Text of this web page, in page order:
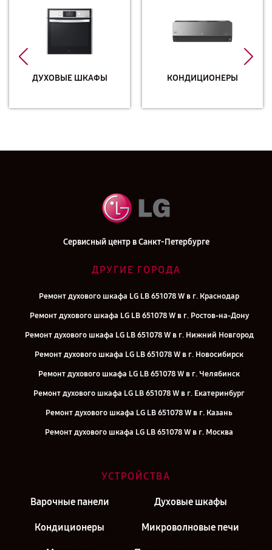
ДУХОВЫЕ ШКАФЫ КОНДИЦИОНЕРЫ
Сервисный центр в Санкт-Петербурге
ДРУГИЕ ГОРОДА
Ремонт духового шкафа LG LB 651078 W в г. Краснодар
Ремонт духового шкафа LG LB 651078 W в г. Ростов-на-Дону
Ремонт духового шкафа LG LB 651078 W в г. Нижний Новгород
Ремонт духового шкафа LG LB 651078 W в г. Новосибирск
Ремонт духового шкафа LG LB 651078 W в г. Челябинск
Ремонт духового шкафа LG LB 651078 W в г. Екатеринбург
Ремонт духового шкафа LG LB 651078 W в г. Казань
Ремонт духового шкафа LG LB 651078 W в г. Москва
УСТРОЙСТВА
Варочные панели Духовые шкафы
Кондиционеры Микроволновые печи